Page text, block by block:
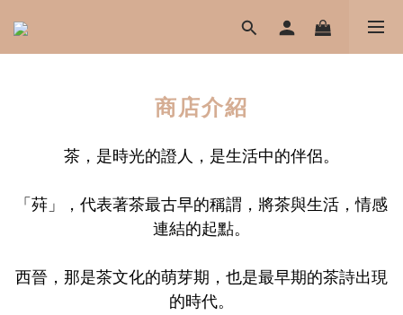
商店介紹
茶，是時光的證人，是生活中的伴侶。
「荈」，代表著茶最古早的稱謂，將茶與生活，情感
連結的起點。
西晉，那是茶文化的萌芽期，也是最早期的茶詩出現
的時代。